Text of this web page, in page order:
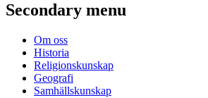
Secondary menu
Om oss
Historia
Religionskunskap
Geografi
Samhällskunskap